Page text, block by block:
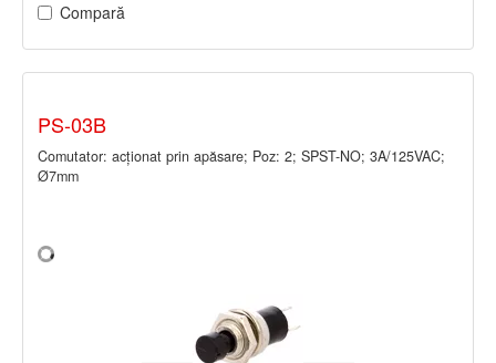
Compară
PS-03B
Comutator: acţionat prin apăsare; Poz: 2; SPST-NO; 3A/125VAC;
Ø7mm